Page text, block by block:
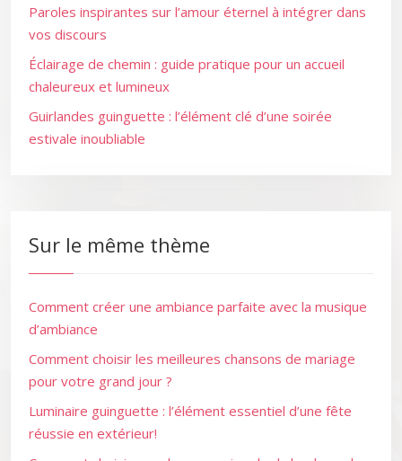
Paroles inspirantes sur l’amour éternel à intégrer dans
vos discours
Éclairage de chemin : guide pratique pour un accueil
chaleureux et lumineux
Guirlandes guinguette : l’élément clé d’une soirée
estivale inoubliable
Sur le même thème
Comment créer une ambiance parfaite avec la musique
d’ambiance
Comment choisir les meilleures chansons de mariage
pour votre grand jour ?
Luminaire guinguette : l’élément essentiel d’une fête
réussie en extérieur!